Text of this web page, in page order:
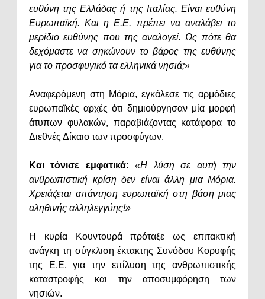
ευθύνη της Ελλάδας ή της Ιταλίας. Είναι ευθύνη
Ευρωπαϊκή. Και η Ε.Ε. πρέπει να αναλάβει το
μερίδιο ευθύνης που της αναλογεί. Ως πότε θα
δεχόμαστε να σηκώνουν το βάρος της ευθύνης
για το προσφυγικό τα ελληνικά νησιά;»
Αναφερόμενη στη Μόρια, εγκάλεσε τις αρμόδιες
ευρωπαϊκές αρχές ότι δημιούργησαν μία μορφή
άτυπων φυλακών, παραβιάζοντας κατάφορα το
Διεθνές Δίκαιο των προσφύγων.
Και τόνισε εμφατικά:«Η λύση σε αυτή την
ανθρωπιστική κρίση δεν είναι άλλη μια Μόρια.
Χρειάζεται απάντηση ευρωπαϊκή στη βάση μιας
αληθινής αλληλεγγύης!»
Η κυρία Κουντουρά πρόταξε ως επιτακτική
ανάγκη τη σύγκλιση έκτακτης Συνόδου Κορυφής
της Ε.Ε. για την επίλυση της ανθρωπιστικής
καταστροφής και την αποσυμφόρηση των
νησιών.